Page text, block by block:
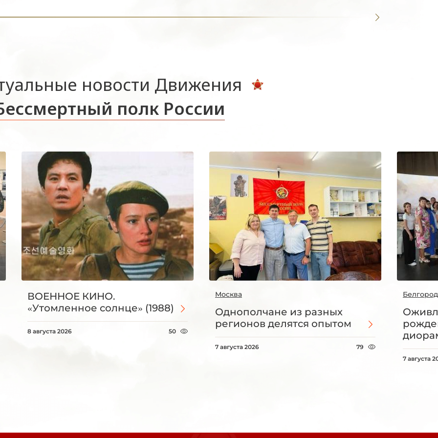
новости Движения
полк России
ВОЕННОЕ КИНО.
«Утомленное солнце» (1988)
8 августа 2026 50
Москва
Однополчане из разных
регионов делятся опытом
7 августа 2026 79
7 августа